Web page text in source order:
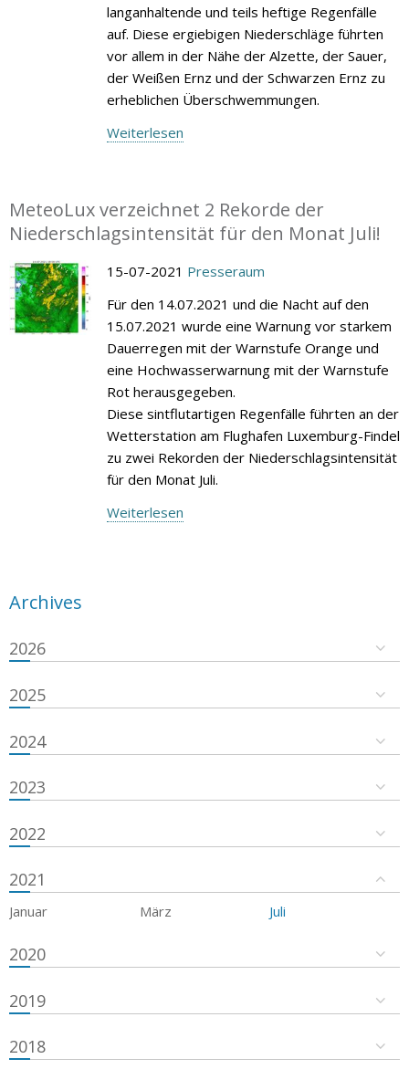
langanhaltende und teils heftige Regenfälle
auf. Diese ergiebigen Niederschläge führten
vor allem in der Nähe der Alzette, der Sauer,
der Weißen Ernz und der Schwarzen Ernz zu
erheblichen Überschwemmungen.
Weiterlesen
MeteoLux verzeichnet 2 Rekorde der
Niederschlagsintensität für den Monat Juli!
15-07-2021 Presseraum
Für den 14.07.2021 und die Nacht auf den
15.07.2021 wurde eine Warnung vor starkem
Dauerregen mit der Warnstufe Orange und
eine Hochwasserwarnung mit der Warnstufe
Rot herausgegeben.
Diese sintflutartigen Regenfälle führten an der
Wetterstation am Flughafen Luxemburg-Findel
zu zwei Rekorden der Niederschlagsintensität
für den Monat Juli.
Weiterlesen
Archives
2026
2025
2024
2023
2022
2021
Januar März Juli
2020
2019
2018